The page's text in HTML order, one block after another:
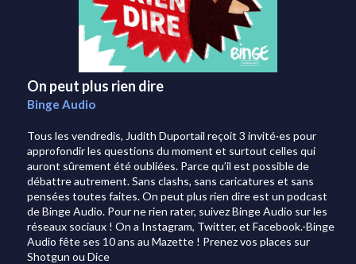
On peut plus rien dire
Binge Audio
Tous les vendredis, Judith Duportail reçoit 3 invité·es pour
approfondir les questions du moment et surtout celles qui
auront sûrement été oubliées. Parce qu’il est possible de
débattre autrement. Sans clashs, sans caricatures et sans
pensées toutes faites. On peut plus rien dire est un podcast
de Binge Audio. Pour ne rien rater, suivez Binge Audio sur les
réseaux sociaux ! On a Instagram, Twitter, et Facebook.-Binge
Audio fête ses 10 ans au Mazette ! Prenez vos places sur
Shotgun ou Dice